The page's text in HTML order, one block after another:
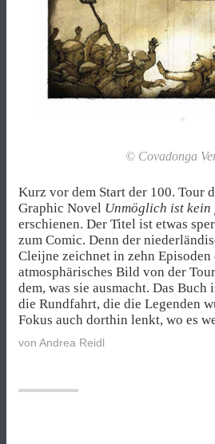
© Covadonga
Kurz vor dem Start der 100. Tour
Graphic Novel Unmöglich ist kein
erschienen. Der Titel ist etwas
zum Comic. Denn der
Cleijne zeichnet in zehn Episoden
atmosphärisches Bild von der
dem, was sie ausmacht. Das Buch
die Rundfahrt, die die Legenden
Fokus auch dorthin lenkt, wo es
von Andrea Reidl